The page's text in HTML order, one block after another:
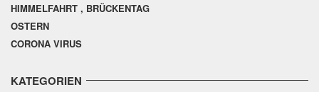
HIMMELFAHRT , BRÜCKENTAG
OSTERN
CORONA VIRUS
KATEGORIEN